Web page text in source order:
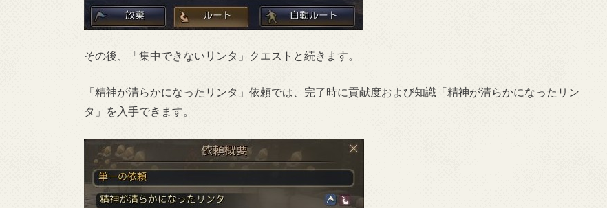
その後、「集中できないリンタ」クエストと続きます。
「精神が清らかになったリンタ」依頼では、完了時に貢献度および知識「精神が清らかになったリン
タ」を入手できます。